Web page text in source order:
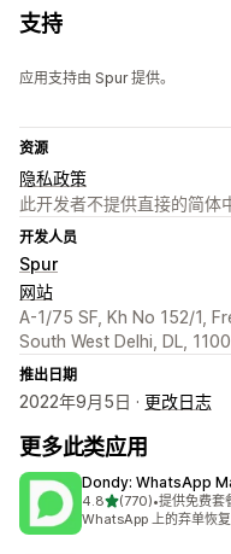
支持
应用支持由 Spur 提供。
资源
隐私政策
此开发者不提供直接的简体
开发人员
Spur
网站
A-1/75 SF, Kh No 152/1,
South West Delhi, DL,
推出日期
2022年9月5日 · 更改日志
更多此类应用
Dondy: WhatsApp
4.8星（满分 5 星）
(770)
总共 770 条评论
•提供免费套
WhatsApp 上的弃单恢